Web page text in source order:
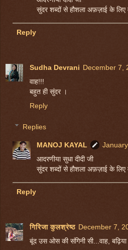
सुंदर शब्दों से हौशला अफ़ज़ाई के लिए
Reply
Sudha Devrani December 7,
वाह!!!
बहुत ही सुंदर ।
Reply
Replies
MANOJ KAYAL
आदरणीया सुधा दीदी जी
सुंदर शब्दों से हौशला अफ़ज़ाई के लिए
Reply
गिरिजा कुलश्रेष्ठ December 7,
बूंद उस ओस की संगिनी सी...वाह,